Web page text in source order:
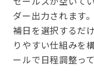
ダー出力されます
補日を選択するだ
りやすい仕組みを
ールで日程調整っ